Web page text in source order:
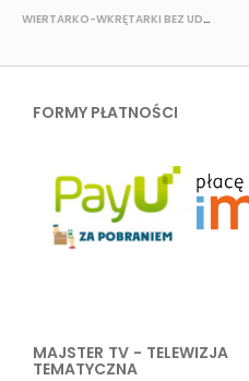
WIERTARKO-WKRĘTARKI BEZ UDAROWE
FORMY PŁATNOŚCI
MAJSTER TV - TELEWIZJA
TEMATYCZNA